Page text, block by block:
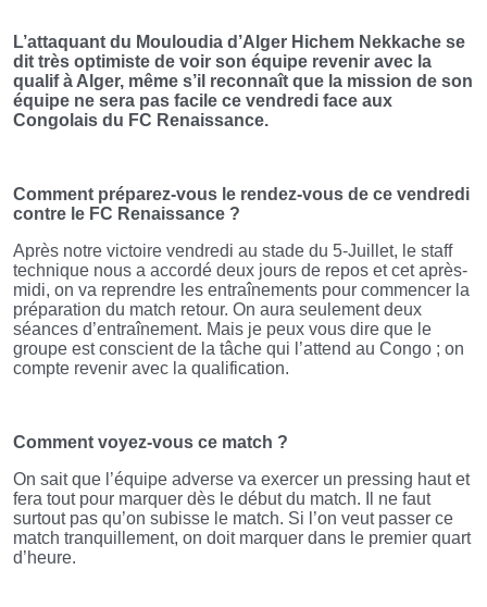
L’attaquant du Mouloudia d’Alger Hichem Nekkache se
dit très optimiste de voir son équipe revenir avec la
qualif à Alger, même s’il reconnaît que la mission de son
équipe ne sera pas facile ce vendredi face aux
Congolais du FC Renaissance.
Comment préparez-vous le rendez-vous de ce vendredi
contre le FC Renaissance ?
Après notre victoire vendredi au stade du 5-Juillet, le staff
technique nous a accordé deux jours de repos et cet après-
midi, on va reprendre les entraînements pour commencer la
préparation du match retour. On aura seulement deux
séances d’entraînement. Mais je peux vous dire que le
groupe est conscient de la tâche qui l’attend au Congo ; on
compte revenir avec la qualification.
Comment voyez-vous ce match ?
On sait que l’équipe adverse va exercer un pressing haut et
fera tout pour marquer dès le début du match. Il ne faut
surtout pas qu’on subisse le match. Si l’on veut passer ce
match tranquillement, on doit marquer dans le premier quart
d’heure.